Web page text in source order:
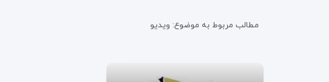
مطالب مربوط به موضوع: ویدیو